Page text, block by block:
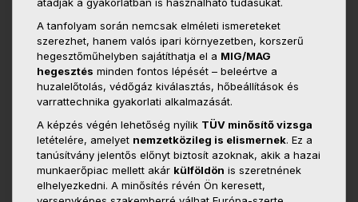
A tanfolyam során nemcsak elméleti ismereteket
szerezhet, hanem valós ipari környezetben, korszerű
hegesztőműhelyben sajátíthatja el a MIG/MAG
hegesztés minden fontos lépését – beleértve a
huzalelőtolás, védőgáz kiválasztás, hőbeállítások és
varrattechnika gyakorlati alkalmazását.
A képzés végén lehetőség nyílik TÜV minősítő vizsga
letételére, amelyet nemzetközileg is elismernek. Ez a
tanúsítvány jelentős előnyt biztosít azoknak, akik a hazai
munkaerőpiac mellett akár külföldön is szeretnének
elhelyezkedni. A minősítés révén Ön keresett,